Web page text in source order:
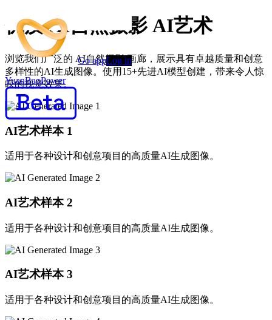
YuanBaoPower
Go appLog in
优质 AI自然摄影 AI艺术
浏览我们广泛的 AI自然摄影 画廊，展示具有卓越质量和创意
多样性的AI生成图像。使用15+先进AI模型创建，带来令人惊
叹的视觉效果。
AI艺术样本 1
适用于各种设计和创意项目的高质量AI生成图像。
AI艺术样本 2
适用于各种设计和创意项目的高质量AI生成图像。
AI艺术样本 3
适用于各种设计和创意项目的高质量AI生成图像。